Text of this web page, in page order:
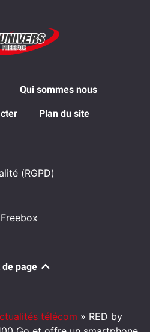
Qui sommes nous
Plan du site
(RGPD)
de page
télécom » RED by